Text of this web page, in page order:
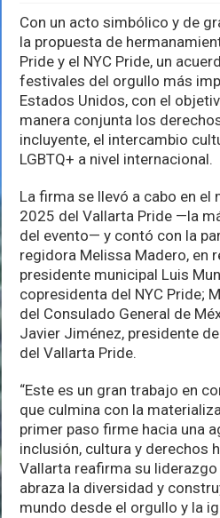
y
York
NYC
Pride
Con un acto simbólico y de
la propuesta de
Pride y el NYC Pride, un
festivales del orgullo más
Estados Unidos, con el
manera conjunta los
incluyente, el intercambio
LGBTQ+ a nivel internacional.
La firma se llevó a cabo en el
2025 del Vallarta Pride —la
del evento— y contó con la
regidora Melissa Madero, en
presidente municipal Luis
copresidenta del NYC Pride;
del Consulado General de
Javier Jiménez, presidente
del Vallarta Pride.
“Este es un gran trabajo en
que culmina con la
primer paso firme hacia una
inclusión, cultura y derechos
Vallarta reafirma su
abraza la diversidad y
mundo desde el orgullo y la